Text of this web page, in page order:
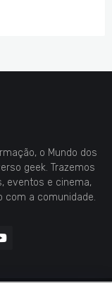
o Mundo dos
geek. Trazemos
eventos e cinema,
com a comunidade.